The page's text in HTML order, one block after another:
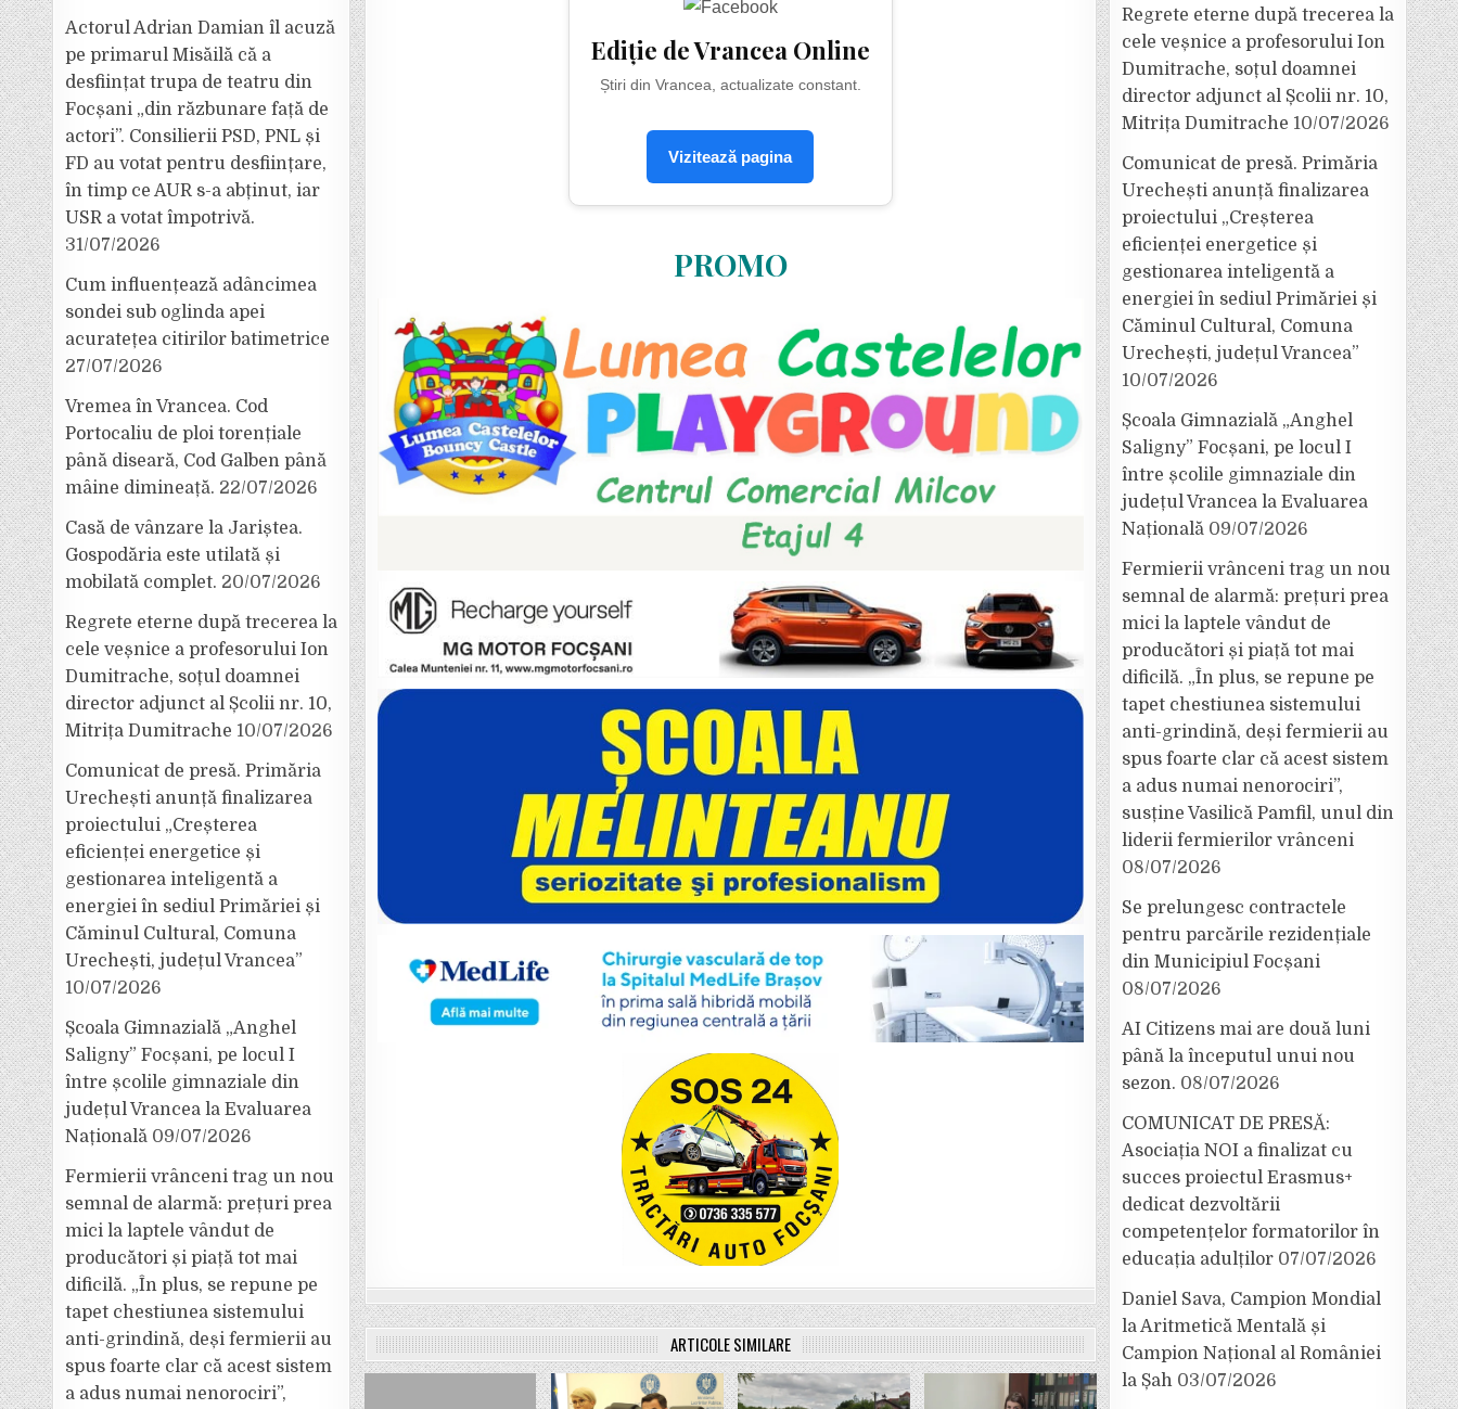
Ediție de Vrancea Online
Știri din Vrancea, actualizate constant.
Vizitează pagina
PROMO
ARTICOLE SIMILARE
Actorul Adrian Damian îl acuză
pe primarul Misăilă că a
desființat trupa de teatru din
Focșani „din răzbunare față de
actori”. Consilierii PSD, PNL și
FD au votat pentru desființare,
în timp ce AUR s-a abținut, iar
USR a votat împotrivă.
31/07/2026
Cum influențează adâncimea
sondei sub oglinda apei
acuratețea citirilor batimetrice
27/07/2026
Vremea în Vrancea. Cod
Portocaliu de ploi torențiale
până diseară, Cod Galben până
mâine dimineață. 22/07/2026
Casă de vânzare la Jariștea.
Gospodăria este utilată și
mobilată complet. 20/07/2026
Regrete eterne după trecerea la
cele veșnice a profesorului Ion
Dumitrache, soțul doamnei
director adjunct al Școlii nr. 10,
Mitrița Dumitrache 10/07/2026
Comunicat de presă. Primăria
Urechești anunță finalizarea
proiectului „Creșterea
eficienței energetice și
gestionarea inteligentă a
energiei în sediul Primăriei și
Căminul Cultural, Comuna
Urechești, județul Vrancea”
10/07/2026
Școala Gimnazială „Anghel
Saligny” Focșani, pe locul I
între școlile gimnaziale din
județul Vrancea la Evaluarea
Națională 09/07/2026
Fermierii vrânceni trag un nou
semnal de alarmă: prețuri prea
mici la laptele vândut de
producători și piață tot mai
dificilă. „În plus, se repune pe
tapet chestiunea sistemului
anti-grindină, deși fermierii au
spus foarte clar că acest sistem
a adus numai nenorociri”,
Regrete eterne după trecerea la
cele veșnice a profesorului Ion
Dumitrache, soțul doamnei
director adjunct al Școlii nr. 10,
Mitrița Dumitrache 10/07/2026
Comunicat de presă. Primăria
Urechești anunță finalizarea
proiectului „Creșterea
eficienței energetice și
gestionarea inteligentă a
energiei în sediul Primăriei și
Căminul Cultural, Comuna
Urechești, județul Vrancea”
10/07/2026
Școala Gimnazială „Anghel
Saligny” Focșani, pe locul I
între școlile gimnaziale din
județul Vrancea la Evaluarea
Națională 09/07/2026
Fermierii vrânceni trag un nou
semnal de alarmă: prețuri prea
mici la laptele vândut de
producători și piață tot mai
dificilă. „În plus, se repune pe
tapet chestiunea sistemului
anti-grindină, deși fermierii au
spus foarte clar că acest sistem
a adus numai nenorociri”,
susține Vasilică Pamfil, unul din
liderii fermierilor vrânceni
08/07/2026
Se prelungesc contractele
pentru parcările rezidențiale
din Municipiul Focșani
08/07/2026
AI Citizens mai are două luni
până la începutul unui nou
sezon. 08/07/2026
COMUNICAT DE PRESĂ:
Asociația NOI a finalizat cu
succes proiectul Erasmus+
dedicat dezvoltării
competențelor formatorilor în
educația adulților 07/07/2026
Daniel Sava, Campion Mondial
la Aritmetică Mentală și
Campion Național al României
la Șah 03/07/2026